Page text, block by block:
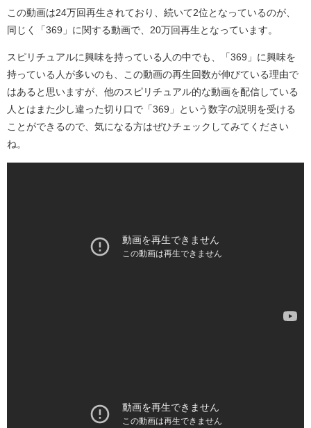
この動画は24万回再生されており、続いて2位となっているのが、
同じく「369」に関する動画で、20万回再生となっています。
スピリチュアルに興味を持っている人の中でも、「369」に興味を
持っている人が多いのも、この動画の再生回数が伸びている理由で
はあると思いますが、他のスピリチュアル的な動画を配信している
人とはまた少し違った切り口で「369」という数字の説明を受ける
ことができるので、気になる方はぜひチェックしてみてください
ね。